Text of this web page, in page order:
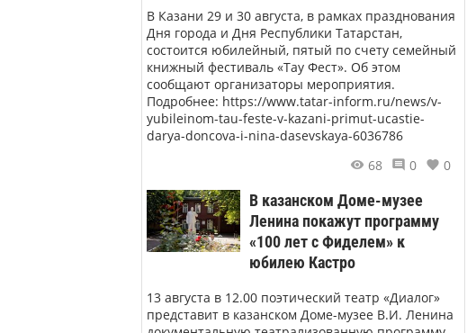
В Казани 29 и 30 августа, в рамках празднования
Дня города и Дня Республики Татарстан,
состоится юбилейный, пятый по счету семейный
книжный фестиваль «Тау Фест». Об этом
сообщают организаторы мероприятия.
Подробнее: https://www.tatar-inform.ru/news/v-
yubileinom-tau-feste-v-kazani-primut-ucastie-
darya-doncova-i-nina-dasevskaya-6036786
68
0 0
В казанском Доме-музее
Ленина покажут программу
«100 лет с Фиделем» к
юбилею Кастро
13 августа в 12.00 поэтический театр «Диалог»
представит в казанском Доме-музее В.И. Ленина